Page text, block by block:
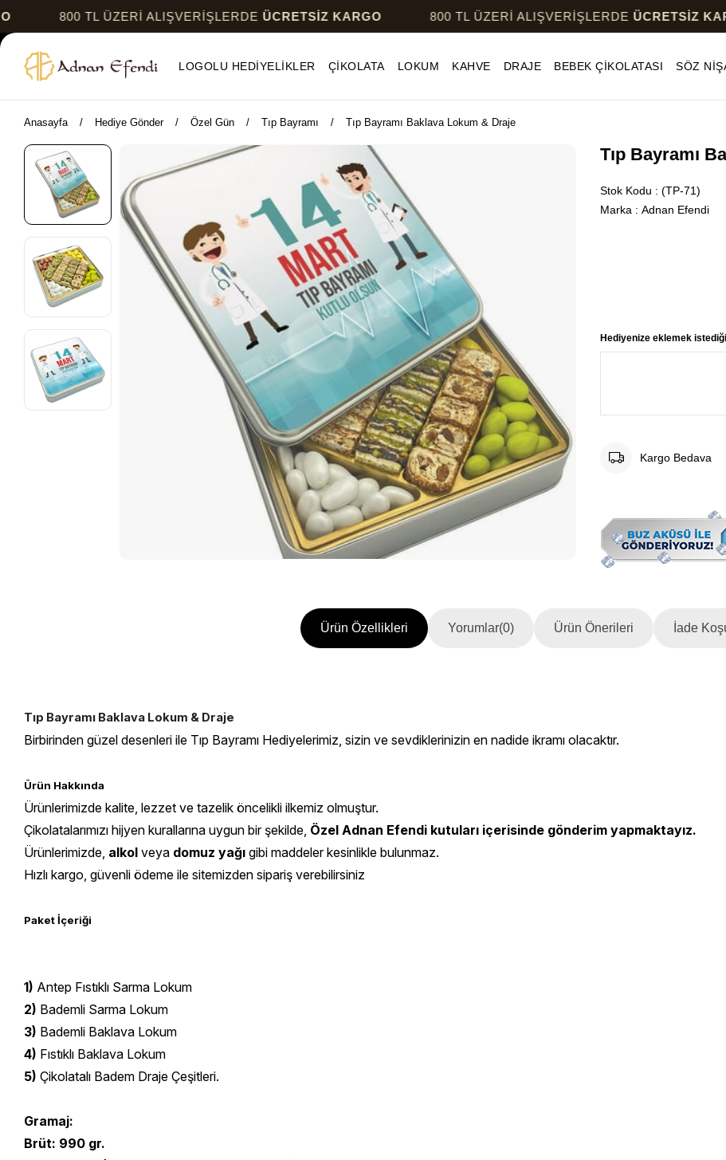
800 TL ÜZERİ ALIŞVERİŞLERDEÜCRETSİZ KARGO 800 TL ÜZERİ ALIŞVERİŞLERDEÜCRETSİZ KARGO
LOGOLU HEDİYELİKLER ÇİKOLATA LOKUM KAHVE DRAJE BEBEK ÇİKOLATASI SÖZ
Anasayfa Hediye Gönder Özel Gün Tıp Bayramı Tıp Bayramı Baklava Lokum & Draje
Tıp Bayramı
Stok Kodu
(TP-71)
Marka : Adnan Efendi
Hediyenize eklemek
Kargo Bedava
Ürün Özellikleri Yorumlar(0) Ürün Önerileri İade
Tıp Bayramı Baklava Lokum & Draje
Birbirinden güzel desenleri ile Tıp Bayramı Hediyelerimiz, sizin ve sevdiklerinizin en nadide ikramı olacaktır.
Ürün Hakkında
Ürünlerimizde kalite, lezzet ve tazelik öncelikli ilkemiz olmuştur.
Çikolatalarımızı hijyen kurallarına uygun bir şekilde, Özel Adnan Efendi kutuları içerisinde gönderim yapmaktayız.
Ürünlerimizde, alkol veya domuz yağı gibi maddeler kesinlikle bulunmaz.
Hızlı kargo, güvenli ödeme ile sitemizden sipariş verebilirsiniz
Paket İçeriği
1) Antep Fıstıklı Sarma Lokum
2) Bademli Sarma Lokum
3) Bademli Baklava Lokum
4) Fıstıklı Baklava Lokum
5) Çikolatalı Badem Draje Çeşitleri.
Gramaj:
Brüt: 990 gr.